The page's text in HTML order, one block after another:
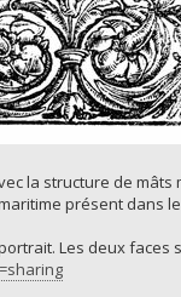
la structure de
présent dans
Les deux